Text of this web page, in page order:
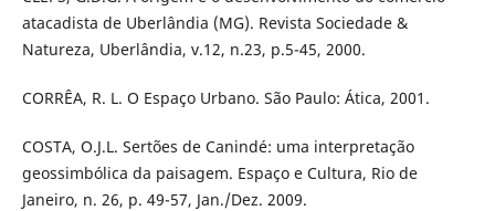
atacadista de Uberlândia (MG). Revista Sociedade &
Natureza, Uberlândia, v.12, n.23, p.5-45, 2000.
CORRÊA, R. L. O Espaço Urbano. São Paulo: Ática, 2001.
COSTA, O.J.L. Sertões de Canindé: uma interpretação
geossimbólica da paisagem. Espaço e Cultura, Rio de
Janeiro, n. 26, p. 49-57, Jan./Dez. 2009.